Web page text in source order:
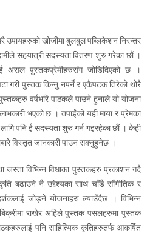
उपायहरुको खोजीमा बुलबुल पब्लिकेशन निरन्तर
सहयात्री सदस्यता वितरण शुरु गरेका छौं ।
असल पुस्तकप्रेमीहरुसंग जोडिदिएको छ ।
गरी पुस्तक किन्नु नपर्ने र एकैपटक तिरेको थोरै
वर्षभरि पाठकले पाउने हुनाले यो योजना
भएको छ । तपाईंको यही माया र प्रेमका
पनि ई सदस्यता शुरु गर्न गइरहेका छौं । केही
विस्तृत जानकारी पाउन सक्नुहुनेछ ।
विभिन्न विधाका पुस्तकहरु प्रकाशन गदै
बढाउने नै उद्देश्यका साथ चाँडै साँगीतिक र
जोड्ने योजनाहरु ल्याउँदैछ । विभिन्न
राखेर अहिले पुस्तक पसलहरुमा पुस्तक
पनि साहित्यिक कृतिहरुतर्फ आकर्षित